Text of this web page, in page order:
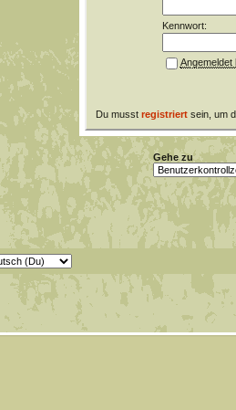
Kennwort:
Angemeldet
Du musst registriertsein, um
Gehe zu